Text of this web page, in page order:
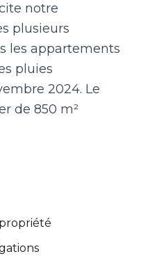
notre
plusieurs
les appartements
pluies
2024. Le
de 850 m²